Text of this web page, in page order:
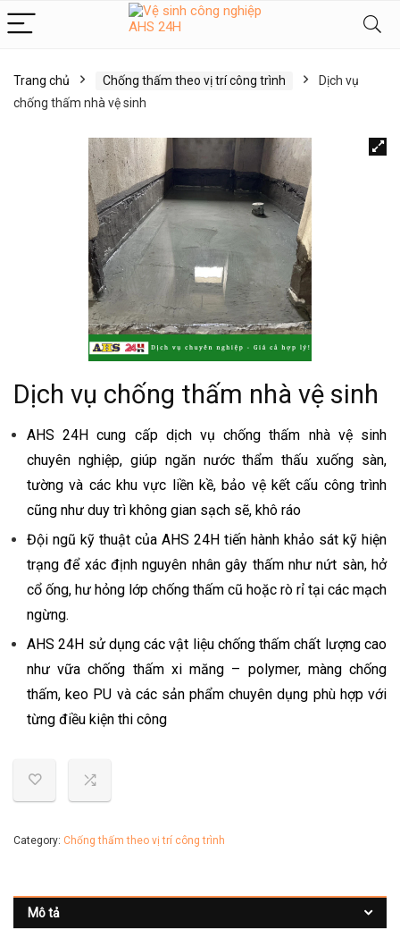
Trang chủ Chống thấm theo vị trí công trình
Dịch vụ
chống thấm nhà vệ sinh
Dịch vụ chống thấm nhà vệ sinh
AHS 24H cung cấp dịch vụ chống thấm nhà vệ sinh
chuyên nghiệp, giúp ngăn nước thẩm thấu xuống sàn,
tường và các khu vực liền kề, bảo vệ kết cấu công trình
cũng như duy trì không gian sạch sẽ, khô ráo
Đội ngũ kỹ thuật của AHS 24H tiến hành khảo sát kỹ hiện
trạng để xác định nguyên nhân gây thấm như nứt sàn, hở
cổ ống, hư hỏng lớp chống thấm cũ hoặc rò rỉ tại các mạch
ngừng.
AHS 24H sử dụng các vật liệu chống thấm chất lượng cao
như vữa chống thấm xi măng – polymer, màng chống
thấm, keo PU và các sản phẩm chuyên dụng phù hợp với
từng điều kiện thi công
Category: Chống thấm theo vị trí công trình
Mô tả